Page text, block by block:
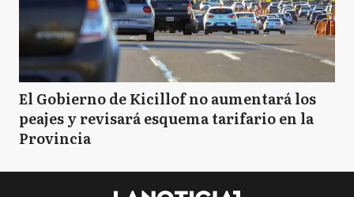
El Gobierno de Kicillof no aumentará los
peajes y revisará esquema tarifario en la
Provincia